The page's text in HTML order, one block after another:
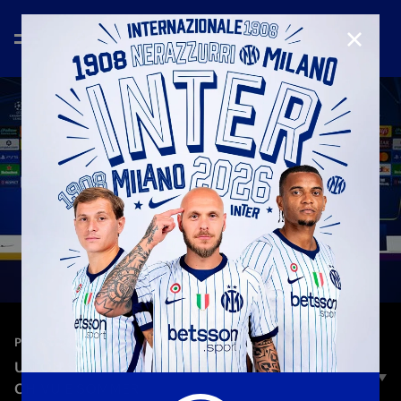
PRESS CONFERENCE—20 ott 2025
UNION SG - INTER | LA CONFERENZA STAMPA DI
CHIVU E SOMMER